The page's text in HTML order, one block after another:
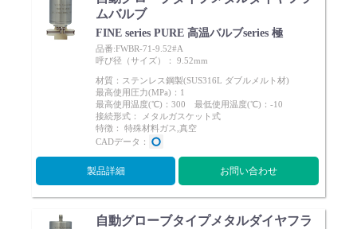
ムバルブ
FINE series PURE 高温バルブseries 極
品番:FWBR-71-9.52#A
呼び径（サイズ）： 9.52mm
材質：ステンレス鋼製(SUS316L ダブルメルト材)
最高使用圧力(MPa)：1
最高使用温度(℃)：300 最低使用温度(℃)：-10
接続形式： メタルガスケット式
特徴： 特殊材料ガス,真空
CADデータ：
製品詳細 お問い合わせ
自動グローブタイプメタルダイヤフラ